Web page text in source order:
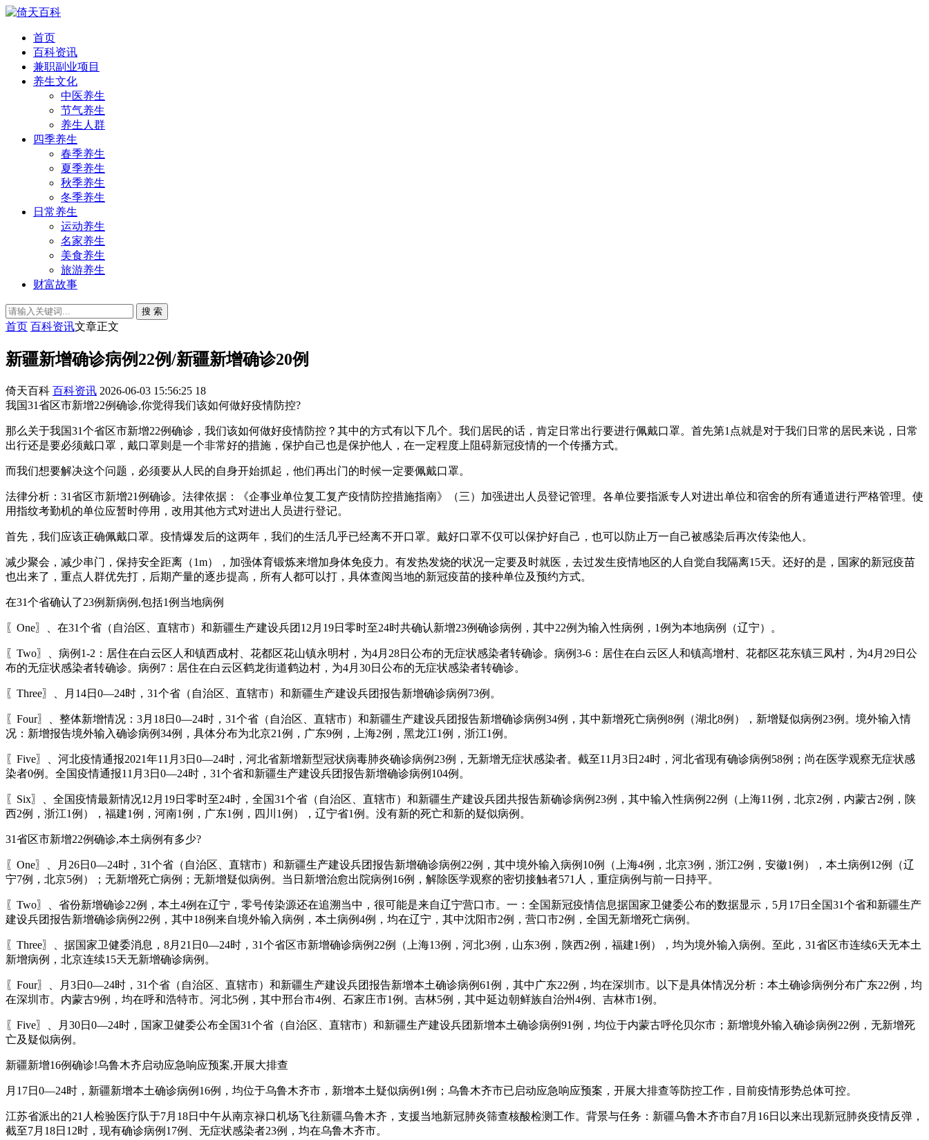
首页
百科资讯
兼职副业项目
养生文化
中医养生
节气养生
养生人群
四季养生
春季养生
夏季养生
秋季养生
冬季养生
日常养生
运动养生
名家养生
美食养生
旅游养生
财富故事
搜 索
首页 百科资讯文章正文
新疆新增确诊病例22例/新疆新增确诊20例
倚天百科 百科资讯 2026-06-03 15:56:25 18
我国31省区市新增22例确诊,你觉得我们该如何做好疫情防控?
那么关于我国31个省区市新增22例确诊，我们该如何做好疫情防控？其中的方式有以下几个。我们居民的话，肯定日常出行要进行佩戴口罩。首先第1点就是对于我们日常的居民来说，日常
出行还是要必须戴口罩，戴口罩则是一个非常好的措施，保护自己也是保护他人，在一定程度上阻碍新冠疫情的一个传播方式。
而我们想要解决这个问题，必须要从人民的自身开始抓起，他们再出门的时候一定要佩戴口罩。
法律分析：31省区市新增21例确诊。法律依据：《企事业单位复工复产疫情防控措施指南》（三）加强进出人员登记管理。各单位要指派专人对进出单位和宿舍的所有通道进行严格管理。使
用指纹考勤机的单位应暂时停用，改用其他方式对进出人员进行登记。
首先，我们应该正确佩戴口罩。疫情爆发后的这两年，我们的生活几乎已经离不开口罩。戴好口罩不仅可以保护好自己，也可以防止万一自己被感染后再次传染他人。
减少聚会，减少串门，保持安全距离（1m），加强体育锻炼来增加身体免疫力。有发热发烧的状况一定要及时就医，去过发生疫情地区的人自觉自我隔离15天。还好的是，国家的新冠疫苗
也出来了，重点人群优先打，后期产量的逐步提高，所有人都可以打，具体查阅当地的新冠疫苗的接种单位及预约方式。
在31个省确认了23例新病例,包括1例当地病例
〖One〗、在31个省（自治区、直辖市）和新疆生产建设兵团12月19日零时至24时共确认新增23例确诊病例，其中22例为输入性病例，1例为本地病例（辽宁）。
〖Two〗、病例1-2：居住在白云区人和镇西成村、花都区花山镇永明村，为4月28日公布的无症状感染者转确诊。病例3-6：居住在白云区人和镇高增村、花都区花东镇三凤村，为4月29日公
布的无症状感染者转确诊。病例7：居住在白云区鹤龙街道鹤边村，为4月30日公布的无症状感染者转确诊。
〖Three〗、月14日0—24时，31个省（自治区、直辖市）和新疆生产建设兵团报告新增确诊病例73例。
〖Four〗、整体新增情况：3月18日0—24时，31个省（自治区、直辖市）和新疆生产建设兵团报告新增确诊病例34例，其中新增死亡病例8例（湖北8例），新增疑似病例23例。境外输入情
况：新增报告境外输入确诊病例34例，具体分布为北京21例，广东9例，上海2例，黑龙江1例，浙江1例。
〖Five〗、河北疫情通报2021年11月3日0—24时，河北省新增新型冠状病毒肺炎确诊病例23例，无新增无症状感染者。截至11月3日24时，河北省现有确诊病例58例；尚在医学观察无症状感
染者0例。全国疫情通报11月3日0—24时，31个省和新疆生产建设兵团报告新增确诊病例104例。
〖Six〗、全国疫情最新情况12月19日零时至24时，全国31个省（自治区、直辖市）和新疆生产建设兵团共报告新确诊病例23例，其中输入性病例22例（上海11例，北京2例，内蒙古2例，陕
西2例，浙江1例），福建1例，河南1例，广东1例，四川1例），辽宁省1例。没有新的死亡和新的疑似病例。
31省区市新增22例确诊,本土病例有多少?
〖One〗、月26日0—24时，31个省（自治区、直辖市）和新疆生产建设兵团报告新增确诊病例22例，其中境外输入病例10例（上海4例，北京3例，浙江2例，安徽1例），本土病例12例（辽
宁7例，北京5例）；无新增死亡病例；无新增疑似病例。当日新增治愈出院病例16例，解除医学观察的密切接触者571人，重症病例与前一日持平。
〖Two〗、省份新增确诊22例，本土4例在辽宁，零号传染源还在追溯当中，很可能是来自辽宁营口市。一：全国新冠疫情信息据国家卫健委公布的数据显示，5月17日全国31个省和新疆生产
建设兵团报告新增确诊病例22例，其中18例来自境外输入病例，本土病例4例，均在辽宁，其中沈阳市2例，营口市2例，全国无新增死亡病例。
〖Three〗、据国家卫健委消息，8月21日0—24时，31个省区市新增确诊病例22例（上海13例，河北3例，山东3例，陕西2例，福建1例），均为境外输入病例。至此，31省区市连续6天无本土
新增病例，北京连续15天无新增确诊病例。
〖Four〗、月3日0—24时，31个省（自治区、直辖市）和新疆生产建设兵团报告新增本土确诊病例61例，其中广东22例，均在深圳市。以下是具体情况分析：本土确诊病例分布广东22例，均
在深圳市。内蒙古9例，均在呼和浩特市。河北5例，其中邢台市4例、石家庄市1例。吉林5例，其中延边朝鲜族自治州4例、吉林市1例。
〖Five〗、月30日0—24时，国家卫健委公布全国31个省（自治区、直辖市）和新疆生产建设兵团新增本土确诊病例91例，均位于内蒙古呼伦贝尔市；新增境外输入确诊病例22例，无新增死
亡及疑似病例。
新疆新增16例确诊!乌鲁木齐启动应急响应预案,开展大排查
月17日0—24时，新疆新增本土确诊病例16例，均位于乌鲁木齐市，新增本土疑似病例1例；乌鲁木齐市已启动应急响应预案，开展大排查等防控工作，目前疫情形势总体可控。
江苏省派出的21人检验医疗队于7月18日中午从南京禄口机场飞往新疆乌鲁木齐，支援当地新冠肺炎筛查核酸检测工作。背景与任务：新疆乌鲁木齐市自7月16日以来出现新冠肺炎疫情反弹，
截至7月18日12时，现有确诊病例17例、无症状感染者23例，均在乌鲁木齐市。